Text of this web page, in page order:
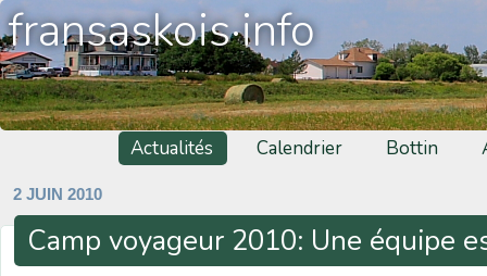
fransaskois·info
Actualités Calendrier Bottin
2 JUIN 2010
Camp voyageur 2010: Une équipe